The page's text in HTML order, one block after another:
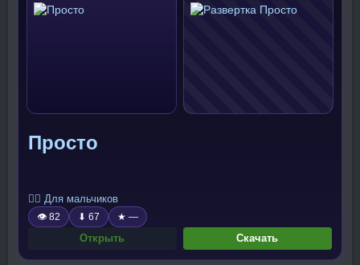
Просто
🧍‍♂️ Для мальчиков
👁 82 ⬇ 67 ★ —
Открыть Скачать